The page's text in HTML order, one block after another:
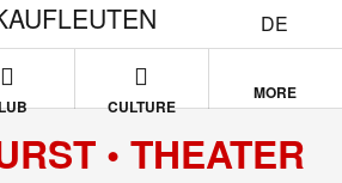
DE
CULTURE
MORE
• THEATER